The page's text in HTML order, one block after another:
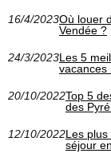
16/4/2023Où louer
Vendée ?
24/3/2023Les 5
vacances
20/10/2022Top 5
des
12/10/2022Les
séjour